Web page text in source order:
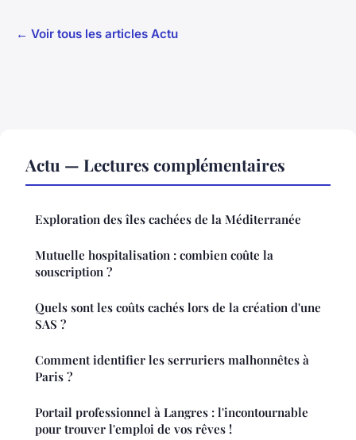
← Voir tous les articles Actu
Actu — Lectures complémentaires
Exploration des îles cachées de la Méditerranée
Mutuelle hospitalisation : combien coûte la
souscription ?
Quels sont les coûts cachés lors de la création d'une
SAS ?
Comment identifier les serruriers malhonnêtes à
Paris ?
Portail professionnel à Langres : l'incontournable
pour trouver l'emploi de vos rêves !